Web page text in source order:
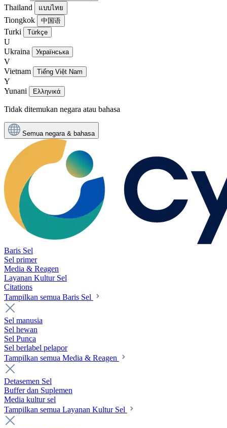
Thailand แบบไทย
Tiongkok 中国语
Turki Türkçe
U
Ukraina
Українська
V
Vietnam
Tiếng Việt Nam
Y
Yunani
Ελληνικά
Tidak ditemukan negara atau bahasa
Semua negara & bahasa
Baris Sel
Sel primer
Media & Reagen
Layanan Kultur Sel
Citations
Tampilkan semua Baris Sel
Sel manusia
Sel hewan
Sel Punca
Sel berlabel pelapor
Tampilkan semua Media & Reagen
Detasemen Sel
Buffer dan Suplemen
Media kultur sel
Tampilkan semua Layanan Kultur Sel